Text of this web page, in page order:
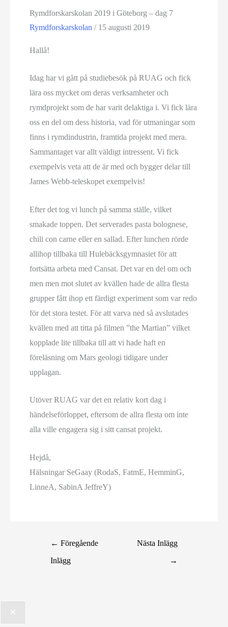
Rymdforskarskolan 2019 i Göteborg – dag 7
Rymdforskarskolan / 15 augusti 2019
Hallå!
Idag har vi gått på studiebesök på RUAG och fick
lära oss mycket om deras verksamheter och
rymdprojekt som de har varit delaktiga i. Vi fick lära
oss en del om dess historia, vad för utmaningar som
finns i rymdindustrin, framtida projekt med mera.
Sammantaget var allt väldigt intressent. Vi fick
exempelvis veta att de är med och bygger delar till
James Webb-teleskopet exempelvis!
Efter det tog vi lunch på samma ställe, vilket
smakade toppen. Det serverades pasta bolognese,
chili con carne eller en sallad. Efter lunchen rörde
allihop tillbaka till Hulebäcksgymnasiet för att
fortsätta arbeta med Cansat. Det var en del om och
men men mot slutet av kvällen hade de allra flesta
grupper fått ihop ett färdigt experiment som var redo
för det stora testet. För att varva ned så avslutades
kvällen med att titta på filmen ”the Martian” vilket
kopplade lite tillbaka till att vi hade haft en
föreläsning om Mars geologi tidigare under
upplagan.
Utöver RUAG var det en relativ kort dag i
händelseförloppet, eftersom de allra flesta om inte
alla ville engagera sig i sitt cansat projekt.
Hejdå,
Hälsningar SeGaay (RodaS, FatmE, HemminG,
LinneA, SabinA JeffreY)
← Föregående
Inlägg
Nästa Inlägg
→